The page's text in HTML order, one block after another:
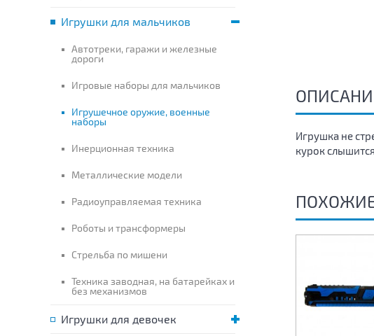
Игрушки для мальчиков
Автотреки, гаражи и железные
дороги
Игровые наборы для мальчиков
Игрушечное оружие, военные
наборы
Инерционная техника
Металлические модели
Радиоуправляемая техника
Роботы и трансформеры
Стрельба по мишени
Техника заводная, на батарейках и
без механизмов
Игрушки для девочек
Игрушка не
курок